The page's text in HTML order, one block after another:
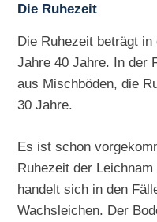
Die Ruhezeit
Die Ruhezeit beträgt
Jahre 40 Jahre. In der
aus Mischböden, die
30 Jahre.
Es ist schon
Ruhezeit der
handelt sich in den
Wachsleichen. Der